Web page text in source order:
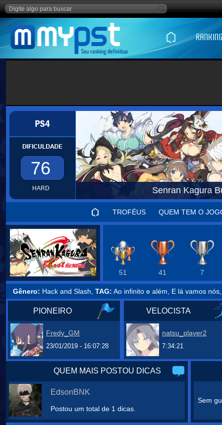
76
HARD Senran Kagura
TROFÉUS QUEM TEM O
51 41 7
Gênero: Hack and Slash, TAG: Ao infinito e além, E lá vamos
PIONEIRO
Fredy_GM
23/01/2019 - 16:07:28
VELOCISTA
natsu_player2
7:34:21
QUEM MAIS POSTOU DICAS
EdsonBNK
Postou um total de 1 dicas.
Sem